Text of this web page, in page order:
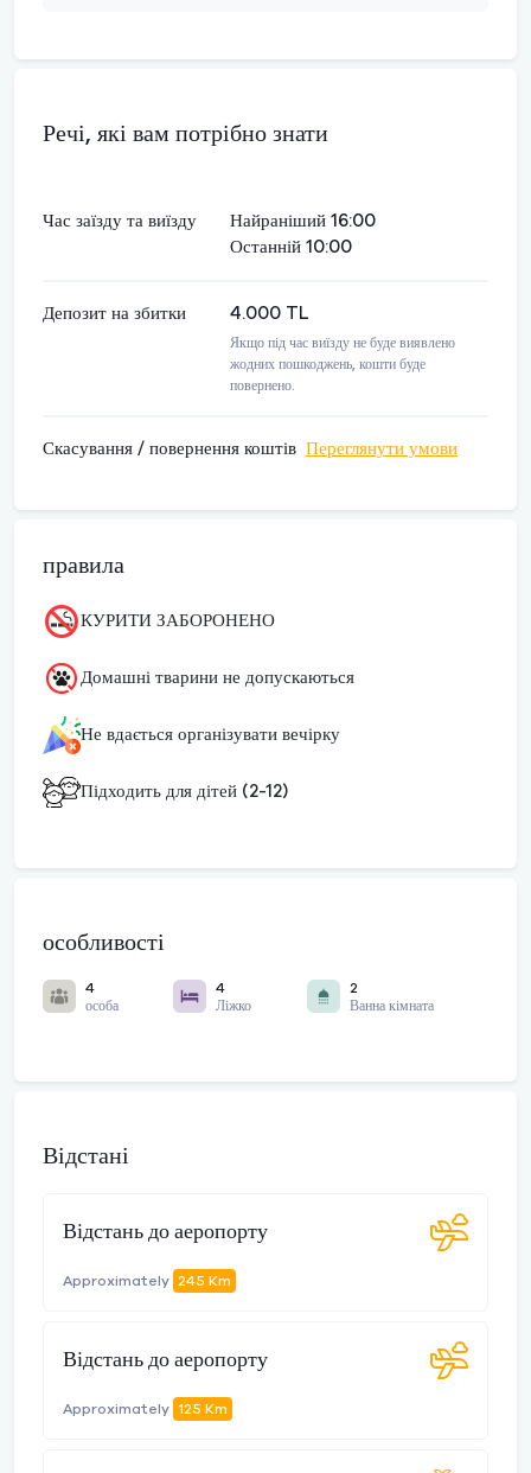
Речі, які вам потрібно знати
Час заїзду та виїзду
Найраніший 16:00
Останній 10:00
Депозит на збитки 4.000 TL
Якщо під час виїзду не буде виявлено
жодних пошкоджень, кошти буде
повернено.
Скасування / повернення коштів Переглянути умови
правила
КУРИТИ ЗАБОРОНЕНО
Домашні тварини не допускаються
Не вдається організувати вечірку
Підходить для дітей (2-12)
особливості
4
особа
4
Ліжко
2
Ванна кімната
Відстані
Відстань до аеропорту
Approximately 245 Km
Відстань до аеропорту
Approximately 125 Km